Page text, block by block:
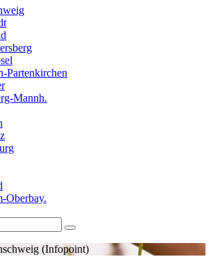
Partenkirchen
Mannh.
Oberbay.
(Infopoint)